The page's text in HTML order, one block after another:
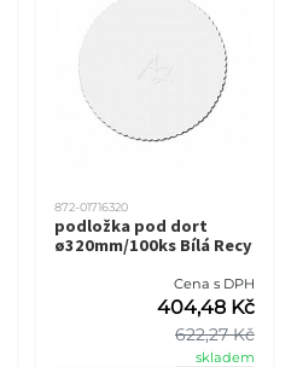
872-01716320
podložka pod dort
ø320mm/100ks Bílá Recy
Cena s DPH
622,27 Kč
404,48 Kč
skladem